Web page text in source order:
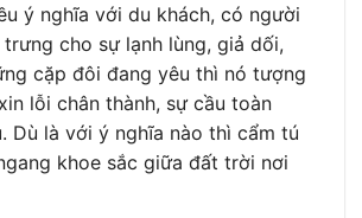
ý nghĩa với du khách, có người
cho sự lạnh lùng, giả dối,
cặp đôi đang yêu thì nó tượng
lỗi chân thành, sự cầu toàn
Dù là với ý nghĩa nào thì cẩm tú
khoe sắc giữa đất trời nơi